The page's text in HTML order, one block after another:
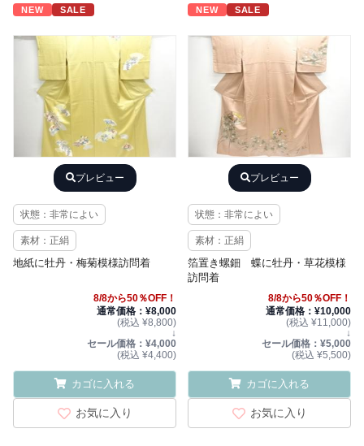
NEW SALE
プレビュー
状態：非常によい
素材：正絹
地紙に牡丹・梅菊模様訪問着
8/8から50％OFF！
通常価格：¥8,000
(税込 ¥8,800)
↓
セール価格：¥4,000
(税込 ¥4,400)
カゴに入れる
お気に入り
NEW SALE
プレビュー
状態：非常によい
素材：正絹
箔置き螺鈿 蝶に牡丹・草花模様
訪問着
8/8から50％OFF！
通常価格：¥10,000
(税込 ¥11,000)
↓
セール価格：¥5,000
(税込 ¥5,500)
カゴに入れる
お気に入り